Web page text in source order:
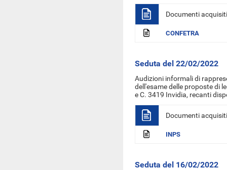
Documenti acquisiti
CONFETRA
Seduta del 22/02/2022
Audizioni informali di
dell'esame delle proposte di
e C. 3419 Invidia, recanti
Documenti acquisiti
INPS
Seduta del 16/02/2022